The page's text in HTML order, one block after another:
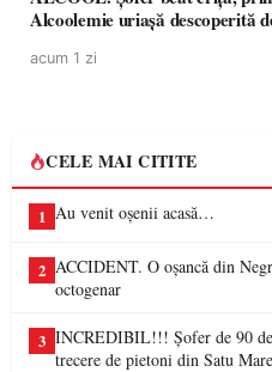
Alcoolemie uriașă descoperită
acum 1 zi
CELE MAI CITITE
1 Au venit oșenii acasă…
2 ACCIDENT. O oșancă din
octogenar
3 INCREDIBIL!!! Șofer de 90
trecere de pietoni din Satu